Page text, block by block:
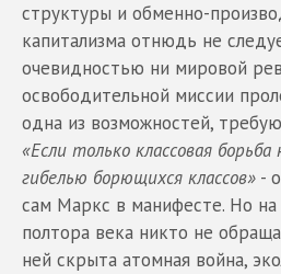
структуры и обменно-
капитализма отнюдь не
очевидностью ни мировой
освободительной миссии
одна из возможностей,
«Если только классовая
гибелью борющихся классов» -
сам Маркс в манифесте. Но на
полтора века никто не
ней скрыта атомная война,